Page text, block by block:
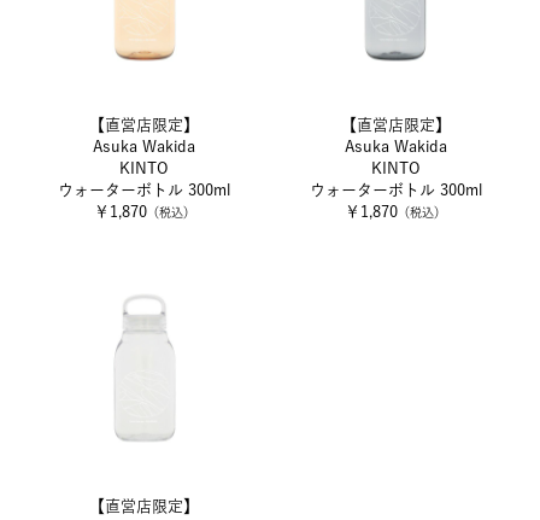
【直営店限定】
Asuka Wakida
KINTO
ウォーターボトル 300ml
￥1,870（税込）
【直営店限定】
Asuka Wakida
KINTO
ウォーターボトル 300ml
￥1,870 （税込）
【直営店限定】